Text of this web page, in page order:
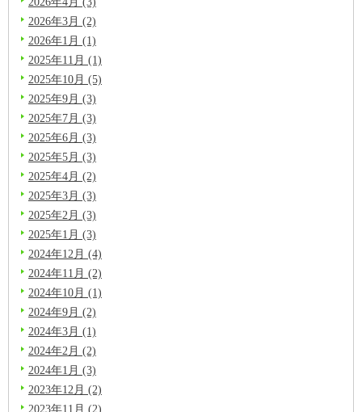
2026年3月 (2)
2026年1月 (1)
2025年11月 (1)
2025年10月 (5)
2025年9月 (3)
2025年7月 (3)
2025年6月 (3)
2025年5月 (3)
2025年4月 (2)
2025年3月 (3)
2025年2月 (3)
2025年1月 (3)
2024年12月 (4)
2024年11月 (2)
2024年10月 (1)
2024年9月 (2)
2024年3月 (1)
2024年2月 (2)
2024年1月 (3)
2023年12月 (2)
2023年11月 (2)